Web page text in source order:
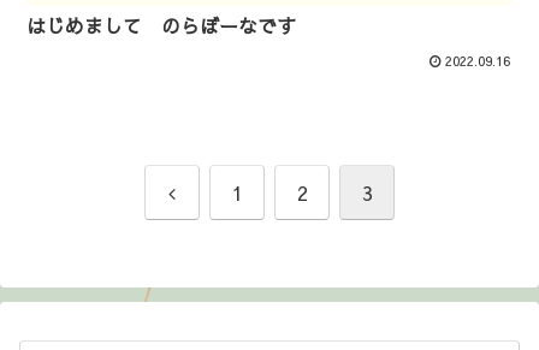
はじめまして のらぼーなです
2022.09.16
前
1 2 3